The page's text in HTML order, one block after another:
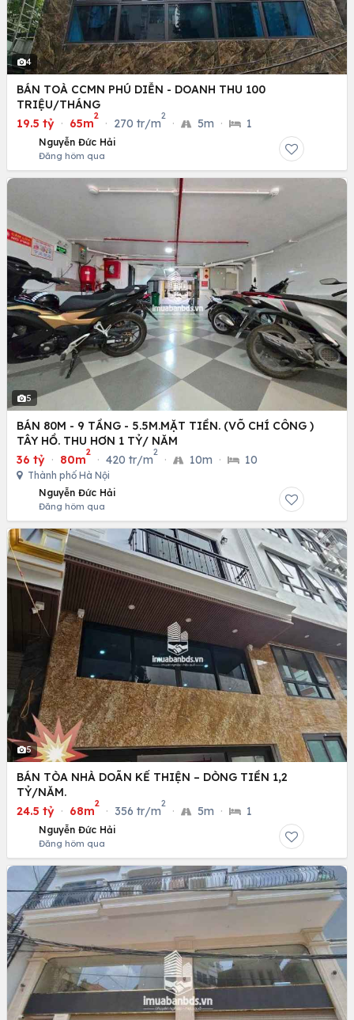
4
BÁN TOÀ CCMN PHÚ DIỄN - DOANH THU 100
TRIỆU/THÁNG
19.5 tỷ · 65m
2
· 270 tr/m
2
· 5m · 1
Nguyễn Đức Hải
Đăng hôm qua
5
BÁN 80M - 9 TẦNG - 5.5M.MẶT TIỀN. (VÕ CHÍ CÔNG )
TÂY HỒ. THU HƠN 1 TỶ/ NĂM
36 tỷ · 80m
2
· 420 tr/m
2
· 10m · 10
Thành phố Hà Nội
Nguyễn Đức Hải
Đăng hôm qua
5
BÁN TÒA NHÀ DOÃN KẾ THIỆN – DÒNG TIỀN 1,2
TỶ/NĂM.
24.5 tỷ · 68m
2
· 356 tr/m
2
· 5m · 1
Nguyễn Đức Hải
Đăng hôm qua